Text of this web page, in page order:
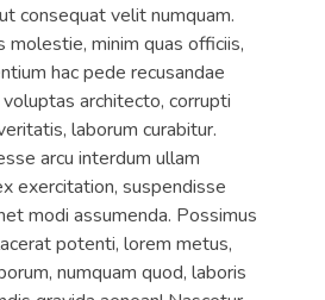
consequat velit numquam.
molestie, minim quas officiis,
hac pede recusandae
architecto, corrupti
laborum curabitur.
arcu interdum ullam
exercitation, suspendisse
modi assumenda. Possimus
potenti, lorem metus,
numquam quod, laboris